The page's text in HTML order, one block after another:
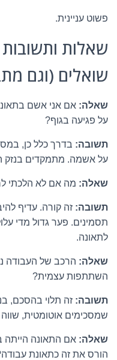
פשוט עניינית.
שאלות
שואלים (וגם
שאלה: אם אני אשם
על פגיעה בגוף?
תשובה: בדרך כלל כן,
על אשמה. מתמקדים בנזק
שאלה: מה אם לא הלכתי
תשובה: זה קורה. עדיף
תסמינים. פער גדול מדי
לתאונה.
שאלה: הרכב של העבודה
השתתפות עצמית?
תשובה: זה תלוי בהסכם,
שמסכימים אוטומטית,
שאלה: אם התאונה הייתה
הורס את זה כתאונת